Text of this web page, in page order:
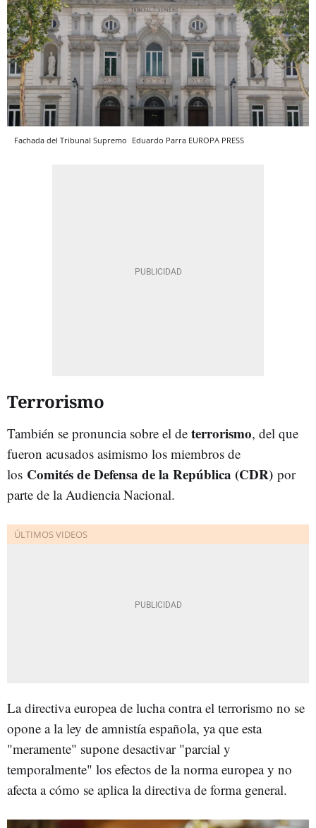
Fachada del Tribunal Supremo Eduardo Parra EUROPA PRESS
Terrorismo
También se pronuncia sobre el de terrorismo, del que
fueron acusados asimismo los miembros de
los Comités de Defensa de la República (CDR) por
parte de la Audiencia Nacional.
La directiva europea de lucha contra el terrorismo no se
opone a la ley de amnistía española, ya que esta
"meramente" supone desactivar "parcial y
temporalmente" los efectos de la norma europea y no
afecta a cómo se aplica la directiva de forma general.